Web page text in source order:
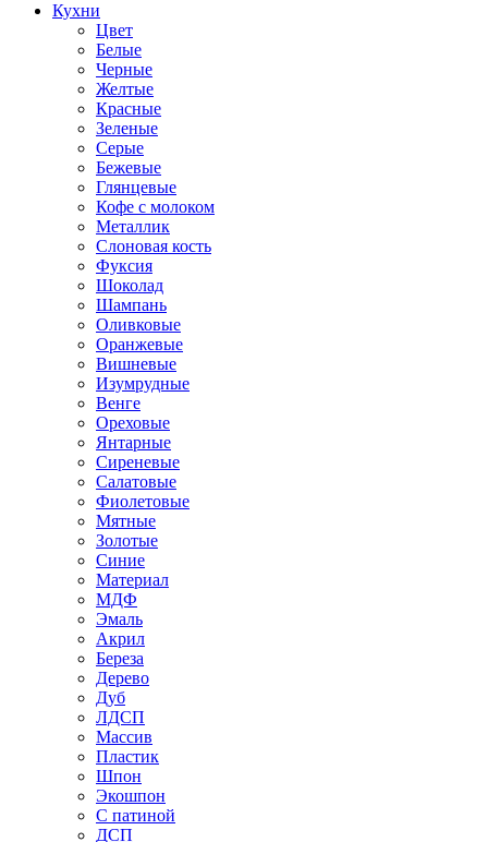
Кухни
Цвет
Белые
Черные
Желтые
Красные
Зеленые
Серые
Бежевые
Глянцевые
Кофе с молоком
Металлик
Слоновая кость
Фуксия
Шоколад
Шампань
Оливковые
Оранжевые
Вишневые
Изумрудные
Венге
Ореховые
Янтарные
Сиреневые
Салатовые
Фиолетовые
Мятные
Золотые
Синие
Материал
МДФ
Эмаль
Акрил
Береза
Дерево
Дуб
ЛДСП
Массив
Пластик
Шпон
Экошпон
С патиной
ДСП